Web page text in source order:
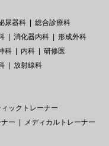
尿器科
総合診療科
消化器内科
形成外科
科 内科
研修医
放射線科
ックトレーナー
ー
メディカルトレーナー